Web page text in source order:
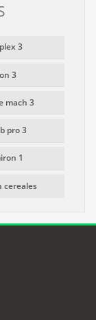
3
3
mach 3
pro 3
1
cereales